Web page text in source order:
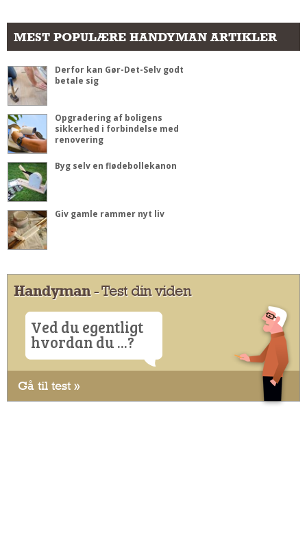
MEST POPULÆRE HANDYMAN ARTIKLER
Derfor kan Gør-Det-Selv godt
betale sig
Opgradering af boligens
sikkerhed i forbindelse med
renovering
Byg selv en flødebollekanon
Giv gamle rammer nyt liv
Handyman- Test din viden
Ved du egentligt
hvordan du ...?
Gå til test »